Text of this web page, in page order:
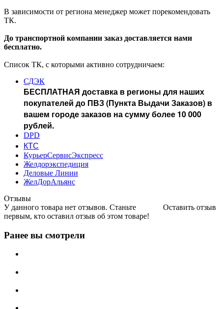
В зависимости от региона менеджер может порекомендовать
ТК.
До транспортной компании заказ доставляется нами
бесплатно.
Список ТК, с которыми активно сотрудничаем:
СДЭК
БЕСПЛАТНАЯ доставка в регионы для наших
покупателей до ПВЗ (Пункта Выдачи Заказов) в
вашем городе заказов на сумму более 10 000
рублей.
DPD
КТС
КурьерСервисЭкспресс
Желдорэкспедиция
Деловые Линии
ЖелДорАльянс
Отзывы
Оставить отзыв
У данного товара нет отзывов. Станьте
первым, кто оставил отзыв об этом товаре!
Ранее вы смотрели